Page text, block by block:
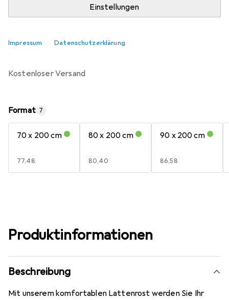
Einstellungen
Impressum Datenschutzerklärung
In den Warenkorb
Vergleichen
kostenloser Versand
Format 7
70 x 200 cm
EUR
77,48
80 x 200 cm
EUR
80,40
90 x 200 cm
EUR
86,58
Produktinformationen
Beschreibung
Mit unserem komfortablen Lattenrost werden Sie Ihr